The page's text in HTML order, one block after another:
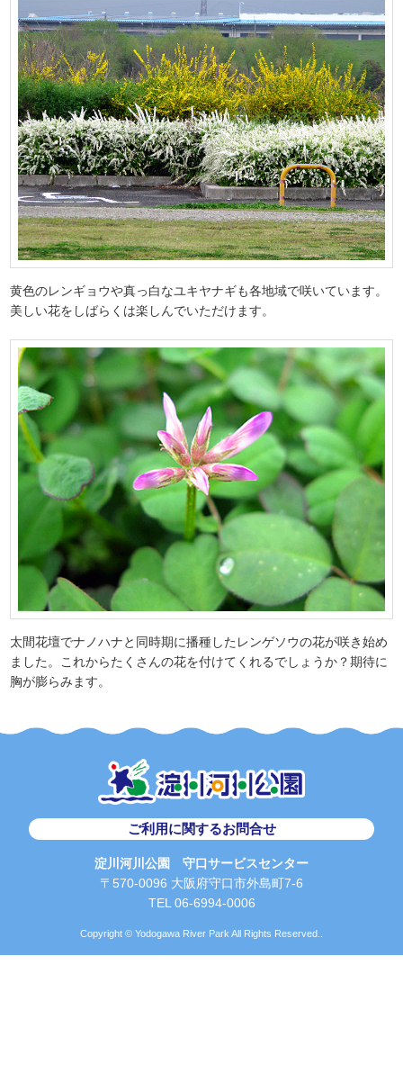
黄色のレンギョウや真っ白なユキヤナギも各地域で咲いています。
美しい花をしばらくは楽しんでいただけます。
太間花壇でナノハナと同時期に播種したレンゲソウの花が咲き始め
ました。これからたくさんの花を付けてくれるでしょうか？期待に
胸が膨らみます。
ご利用に関するお問合せ
淀川河川公園 守口サービスセンター
〒570-0096 大阪府守口市外島町7-6
TEL 06-6994-0006
Copyright © Yodogawa River Park All Rights Reserved..